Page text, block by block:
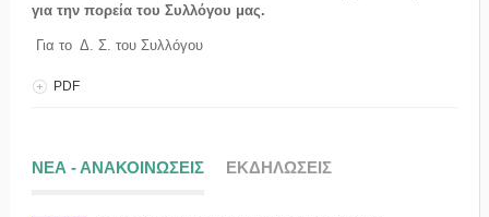
για την πορεία του Συλλόγου μας.
Για το Δ. Σ. του Συλλόγου
PDF
ΝΕΑ - ΑΝΑΚΟΙΝΩΣΕΙΣ ΕΚΔΗΛΩΣΕΙΣ